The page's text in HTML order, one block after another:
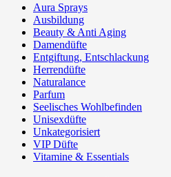
Aura Sprays
Ausbildung
Beauty & Anti Aging
Damendüfte
Entgiftung, Entschlackung
Herrendüfte
Naturalance
Parfum
Seelisches Wohlbefinden
Unisexdüfte
Unkategorisiert
VIP Düfte
Vitamine & Essentials